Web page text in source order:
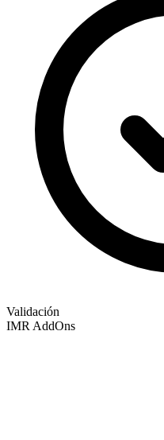
Validación
IMR AddOns